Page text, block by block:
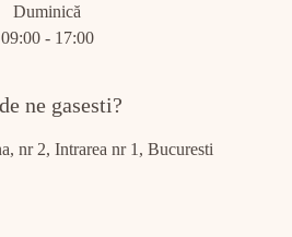
Duminică
09:00 - 17:00
ne gasesti?
nr 2, Intrarea nr 1, Bucuresti